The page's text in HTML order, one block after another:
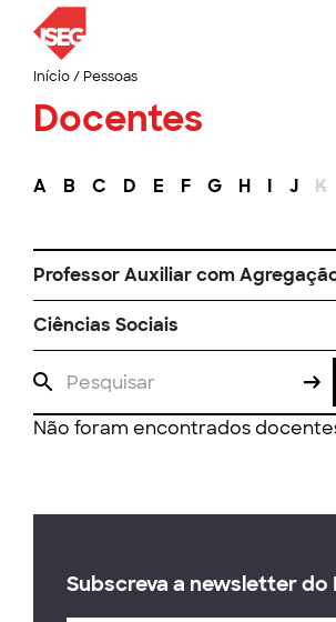
Início/ Pessoas
Docentes
A B C D E F G H I J K
Professor Auxiliar com
Ciências Sociais
Não foram encontrados
Subscreva a newsletter do